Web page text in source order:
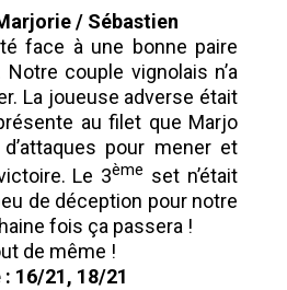
/ Sébastien
face à une bonne paire
couple vignolais n’a
La joueuse adverse était
au filet que Marjo
pour mener et
Le 3ème set n’était
de déception pour notre
fois ça passera !
de même !
16/21, 18/21